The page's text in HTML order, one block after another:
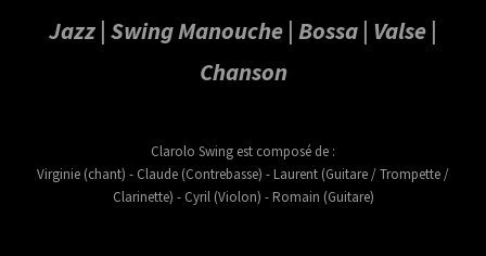
Jazz | Swing Manouche | Bossa | Valse |
Chanson
Clarolo Swing est composé de :
Virginie (chant) - Claude (Contrebasse) - Laurent (Guitare / Trompette /
Clarinette) - Cyril (Violon) - Romain (Guitare)